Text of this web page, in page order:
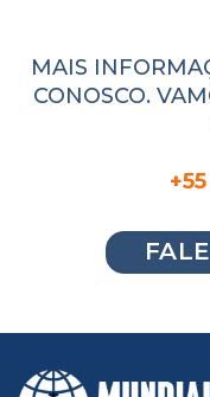
MAIS
CONOSCO.